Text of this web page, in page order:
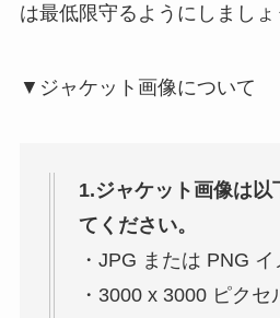
は最低限守るようにしましょ
▼ジャケット画像について
1.ジャケット画像は以
てください。
・JPG または PNG
・3000 x 3000 ピク